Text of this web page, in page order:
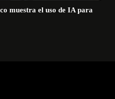
muestra el uso de IA para